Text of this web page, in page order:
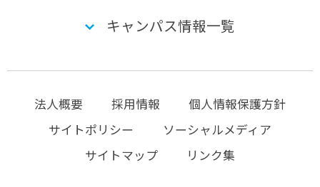
キャンパス情報一覧
法人概要 採用情報
個人情報保護方針
サイトポリシー
ソーシャルメディア
サイトマップ
リンク集